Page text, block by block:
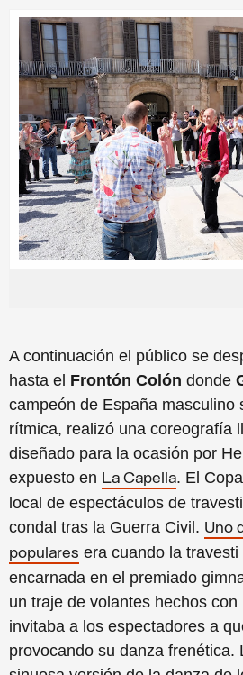
A continuación el público se
hasta el Frontón Colón donde
campeón de España masculino
rítmica, realizó una coreografía
diseñado para la ocasión por
expuesto en La Capella. El
local de espectáculos de
condal tras la Guerra Civil. Uno
populares era cuando la
encarnada en el premiado
un traje de volantes hechos
invitaba a los espectadores a
provocando su danza frenética.